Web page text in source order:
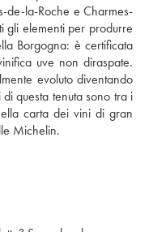
de-la-Roche e Charmes-
gli elementi per produrre
Borgogna: è certificata
uve non diraspate.
evoluto diventando
questa tenuta sono tra i
carta dei vini di gran
Michelin.